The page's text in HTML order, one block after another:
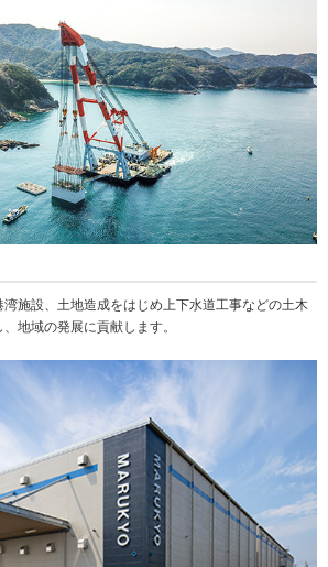
施設、土地造成をはじめ上下水道工事などの土木
地域の発展に貢献します。